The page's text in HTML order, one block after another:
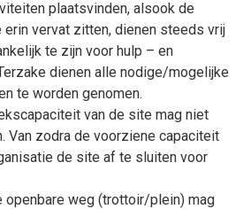
plaatsvinden, alsook de
vervat zitten, dienen steeds vrij
te zijn voor hulp – en
dienen alle nodige/mogelijke
te worden genomen.
van de site mag niet
Van zodra de voorziene capaciteit
de site af te sluiten voor
openbare weg (trottoir/plein) mag